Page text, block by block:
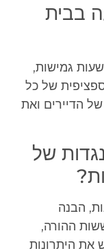
בבית
גמישות,
של כל
הדיירים ואת
של
הבנה
ההורה,
את היתרונות